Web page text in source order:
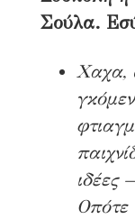
Σούλα.
Χαχα,
ιδέες
Οπότε